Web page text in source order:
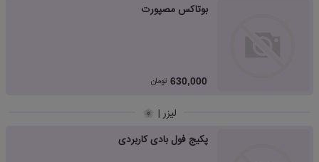
بوتاکس مصپورت
630,000 تومان
لیزر |
پکیج فول بادی کاربردی